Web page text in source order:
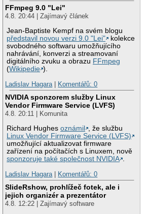
FFmpeg 9.0 "Lei"
4.8. 20:44 | Zajímavý článek
Jean-Baptiste Kempf na svém blogu
představil novou verzi 9.0 "Lei"
kolekce
svobodného softwaru umožňujícího
nahrávání, konverzi a streamovaní
digitálního zvuku a obrazu FFmpeg
(Wikipedie ).
Ladislav Hagara
Komentářů: 0
NVIDIA sponzorem služby Linux
Vendor Firmware Service (LVFS)
4.8. 20:11 | Komunita
Richard Hughesoznámil
, že službu
Linux Vendor Firmware Service (LVFS)
umožňující aktualizovat firmware
zařízení na počítačích s Linuxem, nově
sponzoruje také společnost NVIDIA .
Ladislav Hagara | Komentářů: 0
SlideRshow, prohlížeč fotek, ale i
jejich organizér a prezentátor
4.8. 12:22 | Zajímavý software